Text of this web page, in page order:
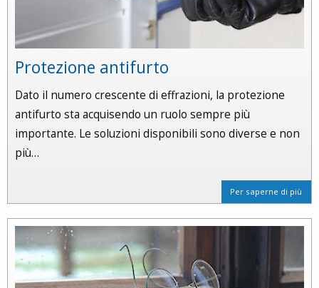
Protezione antifurto
Dato il numero crescente di effrazioni, la protezione
antifurto sta acquisendo un ruolo sempre più
importante. Le soluzioni disponibili sono diverse e non
più…
Per saperne di più